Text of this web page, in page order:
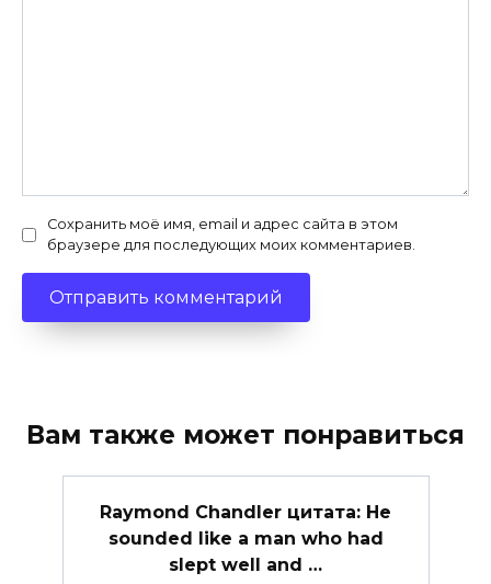
Сохранить моё имя, email и адрес сайта в этом
браузере для последующих моих комментариев.
Вам также может понравиться
Raymond Chandler цитата: He
sounded like a man who had
slept well and …